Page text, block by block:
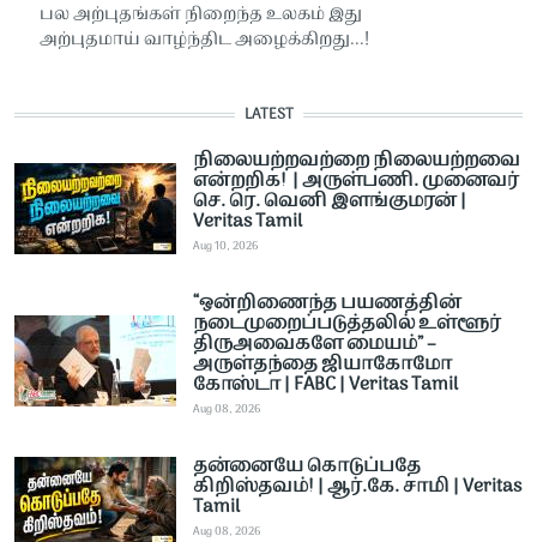
பல அற்புதங்கள் நிறைந்த உலகம் இது
அற்புதமாய் வாழ்ந்திட அழைக்கிறது...!
LATEST
நிலையற்றவற்றை நிலையற்றவை
என்றறிக! | அருள்பணி. முனைவர்
செ. ரெ. வெனி இளங்குமரன் |
Veritas Tamil
Aug 10, 2026
“ஒன்றிணைந்த பயணத்தின்
நடைமுறைப்படுத்தலில் உள்ளூர்
திருஅவைகளே மையம்” –
அருள்தந்தை ஜியாகோமோ
கோஸ்டா | FABC | Veritas Tamil
Aug 08, 2026
தன்னையே கொடுப்பதே
கிறிஸ்தவம்! | ஆர்.கே. சாமி | Veritas
Tamil
Aug 08, 2026